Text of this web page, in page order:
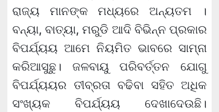
ରାଜ୍ୟ ମାନଙ୍କ ମଧ୍ୟରେ ଅନ୍ୟତମ ।
ବନ୍ୟା, ବାତ୍ୟା, ମରୁଡି ଆଦି ବିଭିନ୍ନ ପ୍ରକାର
ବିପର୍ଯ୍ୟୟ ଆମେ ନିୟମିତ ଭାବରେ ସାମ୍‌ନା
କରିଆସୁଛୁ। ଜଳବାୟୁ ପରିବର୍ତ୍ତନ ଯୋଗୁ
ବିପର୍ଯ୍ୟୟର ତୀବ୍ରତା ବଢିବା ସହିତ ଅଧିକ
ସଂଖ୍ୟକ ବିପର୍ଯ୍ୟୟ ଦେଖାଦେଉଛି।